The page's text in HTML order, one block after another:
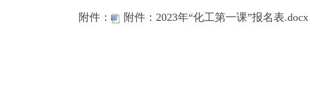
附件： 附件：2023年“化工第一课”报名表.docx